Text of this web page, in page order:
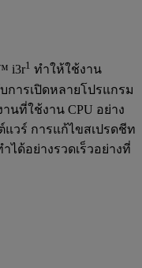
i3r1 ทำให้ใช้งาน
การเปิดหลายโปรแกรม
นที่ใช้งาน CPU อย่าง
วร์ การแก้ไขสเปรดชีท
ด้อย่างรวดเร็วอย่างที่